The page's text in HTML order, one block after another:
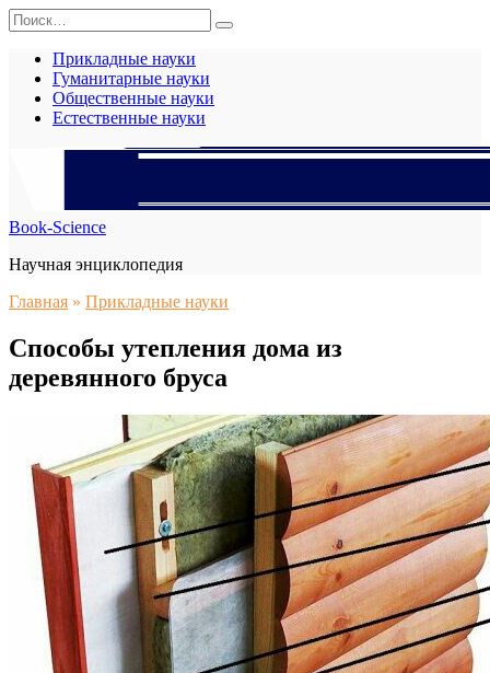
Перейти
к
содержанию
Search
for:
Прикладные науки
Гуманитарные науки
Общественные науки
Естественные науки
Book-Science
Научная энциклопедия
Главная » Прикладные науки
Способы утепления дома из
деревянного бруса